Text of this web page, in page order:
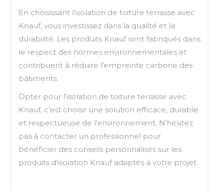
En choisissant l’isolation de toiture terrasse avec
Knauf, vous investissez dans la qualité et la
durabilité. Les produits Knauf sont fabriqués dans
le respect des normes environnementales et
contribuent à réduire l’empreinte carbone des
bâtiments.
Opter pour l’isolation de toiture terrasse avec
Knauf, c’est choisir une solution efficace, durable
et respectueuse de l’environnement. N’hésitez
pas à contacter un professionnel pour
bénéficier des conseils personnalisés sur les
produits d’isolation Knauf adaptés à votre projet.